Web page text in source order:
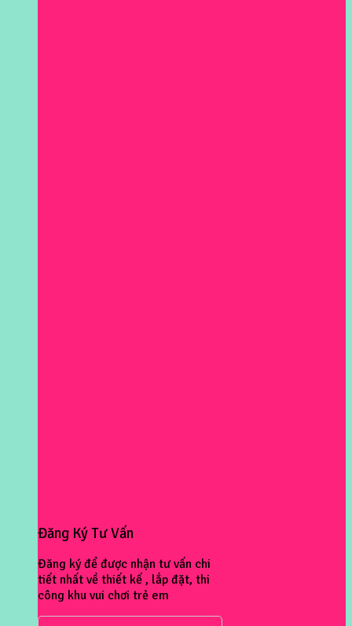
Đăng Ký Tư Vấn
Đăng ký để được nhận tư vấn chi
tiết nhất về thiết kế , lắp đặt, thi
công khu vui chơi trẻ em